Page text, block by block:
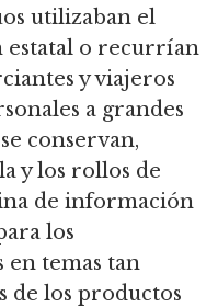
utilizaban el
estatal o recurrían
y viajeros
a grandes
conservan,
y los rollos de
de información
los
en temas tan
de los productos